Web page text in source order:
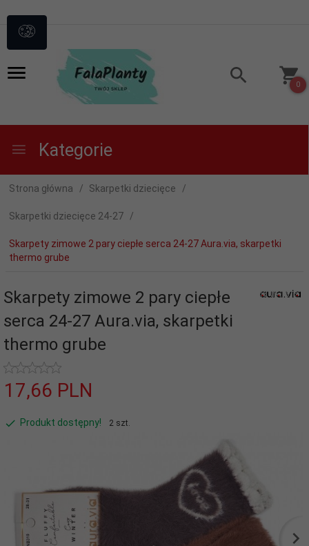
0
Kategorie
Strona główna Skarpetki dziecięce
Skarpetki dziecięce 24-27
Skarpety zimowe 2 pary ciepłe serca 24-27 Aura.via, skarpetki
thermo grube
Skarpety zimowe 2 pary ciepłe
serca 24-27 Aura.via, skarpetki
thermo grube
17,66 PLN
Produkt dostępny! 2 szt.